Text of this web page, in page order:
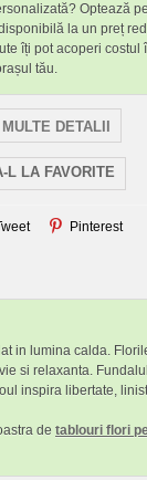
Optează
la un preț
îți pot acoperi costul
tău.
DETALII
L LA FAVORITE
Pinterest
lumina calda.
si relaxanta.
inspira libertate,
de tablouri flori